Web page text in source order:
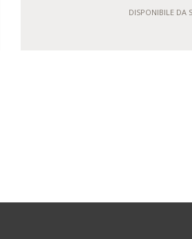
DISPONIBILE DA